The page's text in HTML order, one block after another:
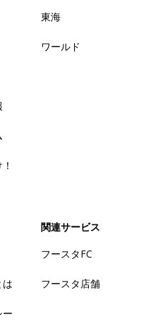
東海
ワールド
は
ー
関連サービス
フースタFC
フースタ店舗